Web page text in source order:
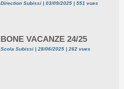
Direction Subissi | 03/09/2025 | 551 vues
BONE VACANZE 24/25
Scola Subissi | 28/06/2025 | 262 vues